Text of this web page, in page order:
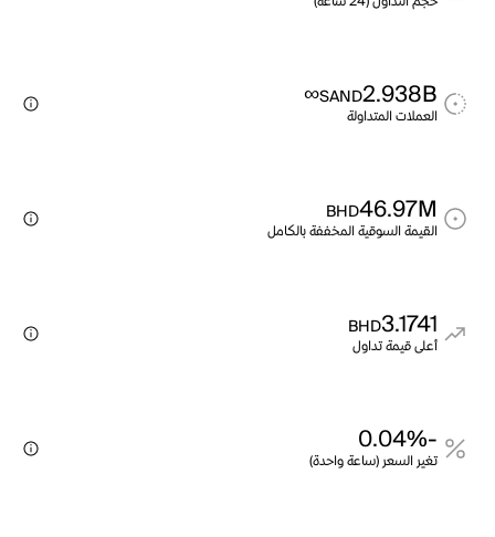
2.938B
SAND
∞
العملات المتداولة
46.97M
BHD
القيمة السوقية المخففة بالكامل
3.1741
BHD
أعلى قيمة تداول
-0.04%
تغير السعر (ساعة واحدة)